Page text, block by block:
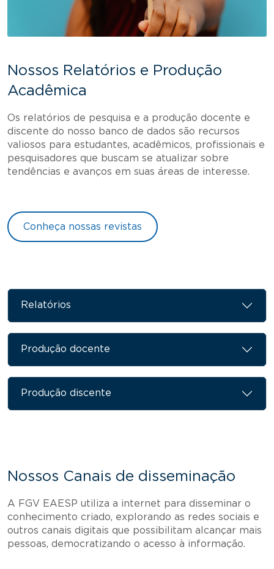
Nossos Relatórios e Produção
Acadêmica
Os relatórios de pesquisa e a produção docente e
discente do nosso banco de dados são recursos
valiosos para estudantes, acadêmicos, profissionais e
pesquisadores que buscam se atualizar sobre
tendências e avanços em suas áreas de interesse.
Conheça nossas revistas
Relatórios
Produção docente
Produção discente
Nossos Canais de disseminação
A FGV EAESP utiliza a internet para disseminar o
conhecimento criado, explorando as redes sociais e
outros canais digitais que possibilitam alcançar mais
pessoas, democratizando o acesso à informação.